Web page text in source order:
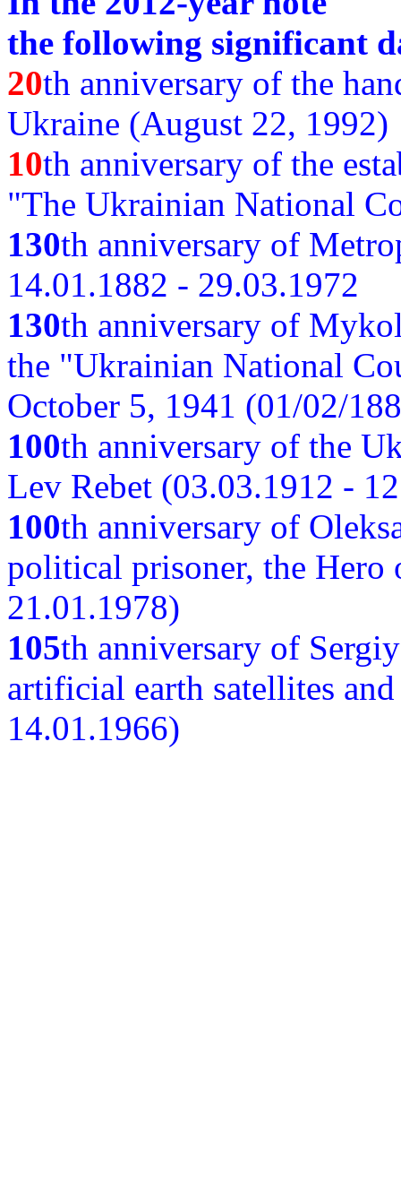
the following significant
20th anniversary of the
Ukraine (August 22, 1992)
10th anniversary of the
"The Ukrainian National
130th anniversary of
14.01.1882 - 29.03.1972
130th anniversary of
the "Ukrainian National
October 5, 1941 (01/02/
100th anniversary of the
Lev Rebet (03.03.1912 -
100th anniversary of
political prisoner, the
21.01.1978)
105th anniversary of
artificial earth satellites
14.01.1966)